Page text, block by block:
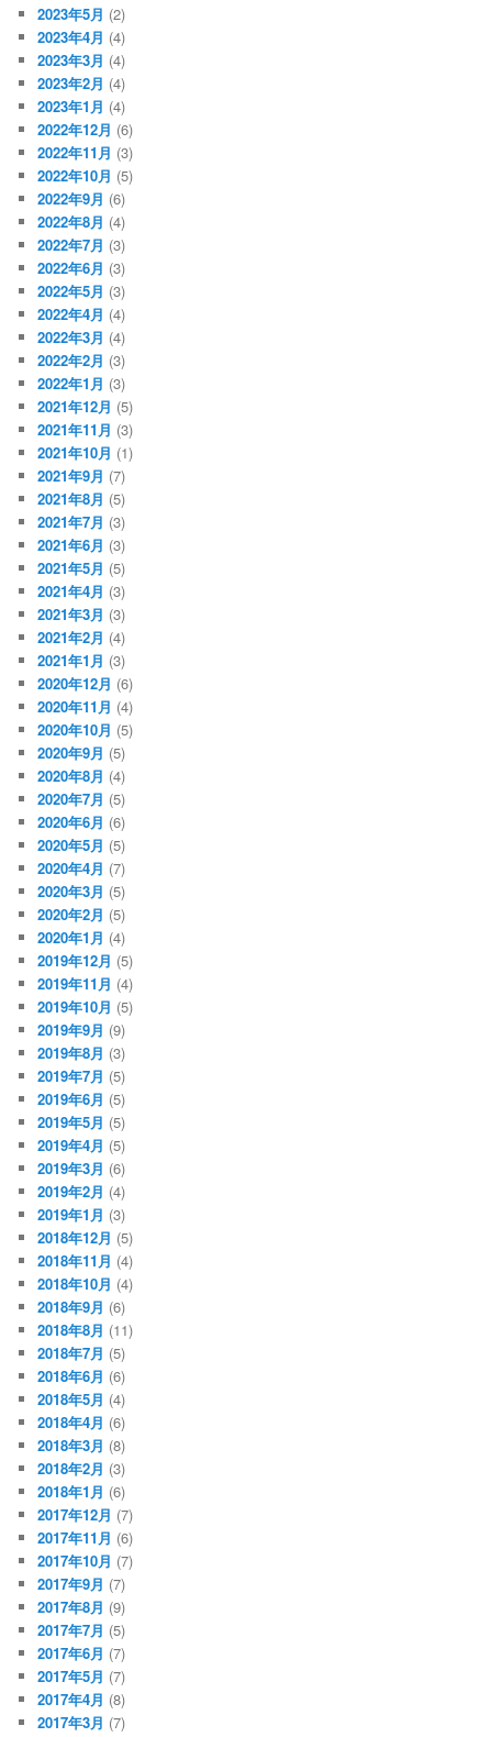
2023年5月 (2)
2023年4月 (4)
2023年3月 (4)
2023年2月 (4)
2023年1月 (4)
2022年12月 (6)
2022年11月 (3)
2022年10月 (5)
2022年9月 (6)
2022年8月 (4)
2022年7月 (3)
2022年6月 (3)
2022年5月 (3)
2022年4月 (4)
2022年3月 (4)
2022年2月 (3)
2022年1月 (3)
2021年12月 (5)
2021年11月 (3)
2021年10月 (1)
2021年9月 (7)
2021年8月 (5)
2021年7月 (3)
2021年6月 (3)
2021年5月 (5)
2021年4月 (3)
2021年3月 (3)
2021年2月 (4)
2021年1月 (3)
2020年12月 (6)
2020年11月 (4)
2020年10月 (5)
2020年9月 (5)
2020年8月 (4)
2020年7月 (5)
2020年6月 (6)
2020年5月 (5)
2020年4月 (7)
2020年3月 (5)
2020年2月 (5)
2020年1月 (4)
2019年12月 (5)
2019年11月 (4)
2019年10月 (5)
2019年9月 (9)
2019年8月 (3)
2019年7月 (5)
2019年6月 (5)
2019年5月 (5)
2019年4月 (5)
2019年3月 (6)
2019年2月 (4)
2019年1月 (3)
2018年12月 (5)
2018年11月 (4)
2018年10月 (4)
2018年9月 (6)
2018年8月 (11)
2018年7月 (5)
2018年6月 (6)
2018年5月 (4)
2018年4月 (6)
2018年3月 (8)
2018年2月 (3)
2018年1月 (6)
2017年12月 (7)
2017年11月 (6)
2017年10月 (7)
2017年9月 (7)
2017年8月 (9)
2017年7月 (5)
2017年6月 (7)
2017年5月 (7)
2017年4月 (8)
2017年3月 (7)